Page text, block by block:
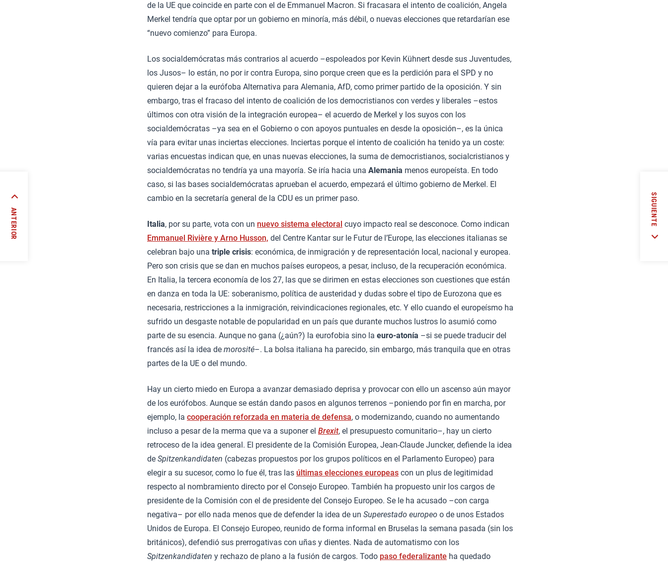
de la UE que coincide en parte con el de Emmanuel Macron. Si fracasara el intento de coalición, Angela
Merkel tendría que optar por un gobierno en minoría, más débil, o nuevas elecciones que retardarían ese
“nuevo comienzo” para Europa.
Los socialdemócratas más contrarios al acuerdo –espoleados por Kevin Kühnert desde sus Juventudes,
los Jusos– lo están, no por ir contra Europa, sino porque creen que es la perdición para el SPD y no
quieren dejar a la eurófoba Alternativa para Alemania, AfD, como primer partido de la oposición. Y sin
embargo, tras el fracaso del intento de coalición de los democristianos con verdes y liberales –estos
últimos con otra visión de la integración europea– el acuerdo de Merkel y los suyos con los
socialdemócratas –ya sea en el Gobierno o con apoyos puntuales en desde la oposición–, es la única
vía para evitar unas inciertas elecciones. Inciertas porque el intento de coalición ha tenido ya un coste:
varias encuestas indican que, en unas nuevas elecciones, la suma de democristianos, socialcristianos y
socialdemócratas no tendría ya una mayoría. Se iría hacia una Alemania menos europeísta. En todo
caso, si las bases socialdemócratas aprueban el acuerdo, empezará el último gobierno de Merkel. El
cambio en la secretaría general de la CDU es un primer paso.
Italia, por su parte, vota con un nuevo sistema electoral cuyo impacto real se desconoce. Como indican
Emmanuel Rivière y Arno Husson, del Centre Kantar sur le Futur de l’Europe, las elecciones italianas se
celebran bajo una triple crisis: económica, de inmigración y de representación local, nacional y europea.
Pero son crisis que se dan en muchos países europeos, a pesar, incluso, de la recuperación económica.
En Italia, la tercera economía de los 27, las que se dirimen en estas elecciones son cuestiones que están
en danza en toda la UE: soberanismo, política de austeridad y dudas sobre el tipo de Eurozona que es
necesaria, restricciones a la inmigración, reivindicaciones regionales, etc. Y ello cuando el europeísmo ha
sufrido un desgaste notable de popularidad en un país que durante muchos lustros lo asumió como
parte de su esencia. Aunque no gana (¿aún?) la eurofobia sino la euro-atonía –si se puede traducir del
francés así la idea de morosité–. La bolsa italiana ha parecido, sin embargo, más tranquila que en otras
partes de la UE o del mundo.
Hay un cierto miedo en Europa a avanzar demasiado deprisa y provocar con ello un ascenso aún mayor
de los eurófobos. Aunque se están dando pasos en algunos terrenos –poniendo por fin en marcha, por
ejemplo, la cooperación reforzada en materia de defensa, o modernizando, cuando no aumentando
incluso a pesar de la merma que va a suponer el Brexit, el presupuesto comunitario–, hay un cierto
retroceso de la idea general. El presidente de la Comisión Europea, Jean-Claude Juncker, defiende la idea
de Spitzenkandidaten (cabezas propuestos por los grupos políticos en el Parlamento Europeo) para
elegir a su sucesor, como lo fue él, tras las últimas elecciones europeas con un plus de legitimidad
respecto al nombramiento directo por el Consejo Europeo. También ha propuesto unir los cargos de
presidente de la Comisión con el de presidente del Consejo Europeo. Se le ha acusado –con carga
negativa– por ello nada menos que de defender la idea de un Superestado europeo o de unos Estados
Unidos de Europa. El Consejo Europeo, reunido de forma informal en Bruselas la semana pasada (sin los
británicos), defendió sus prerrogativas con uñas y dientes. Nada de automatismo con los
Spitzenkandidaten y rechazo de plano a la fusión de cargos. Todo paso federalizante ha quedado
ANTERIOR SIGUIENTE